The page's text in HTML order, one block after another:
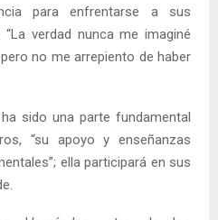
para enfrentarse a sus
verdad nunca me imaginé
no me arrepiento de haber
sido una parte fundamental
“su apoyo y enseñanzas
ella participará en sus